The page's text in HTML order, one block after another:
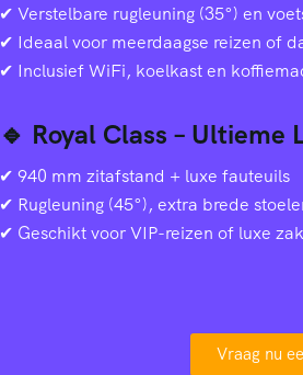
✔ Verstelbare rugleuning (35°) en
✔ Ideaal voor meerdaagse reizen of
✔ Inclusief WiFi, koelkast en
🔹 Royal Class – Ultieme
✔ 940 mm zitafstand + luxe fauteuils
✔ Rugleuning (45°), extra brede
✔ Geschikt voor VIP-reizen of luxe
Vraag nu